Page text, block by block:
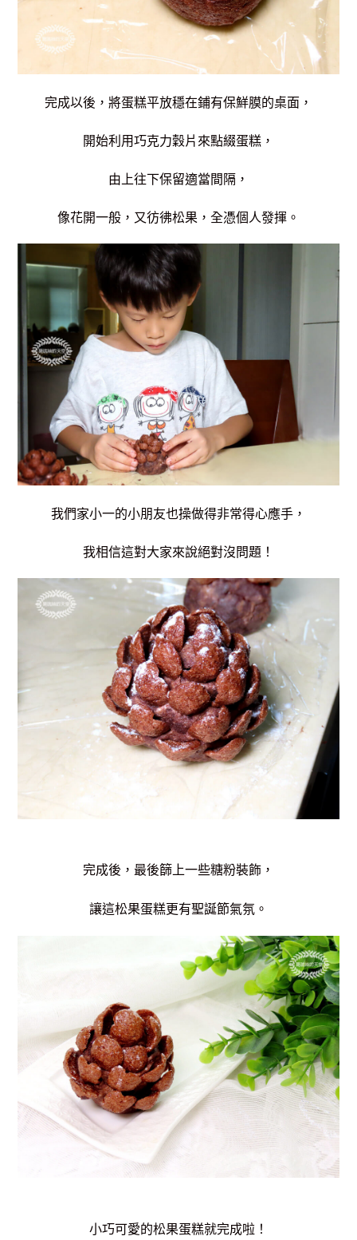
完成以後，將蛋糕平放穩在鋪有保鮮膜的桌面，
開始利用巧克力穀片來點綴蛋糕，
由上往下保留適當間隔，
像花開一般，又彷彿松果，全憑個人發揮。
我們家小一的小朋友也操做得非常得心應手，
我相信這對大家來說絕對沒問題！
完成後，最後篩上一些糖粉裝飾，
讓這松果蛋糕更有聖誕節氣氛。
小巧可愛的松果蛋糕就完成啦！